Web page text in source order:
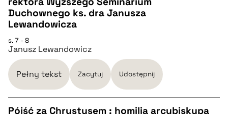
Duchownego ks. dra Janusza
Lewandowicza
s. 7 - 8
Janusz Lewandowicz
Pełny tekst Zacytuj Udostępnij
Pójść za Chrystusem : homilia arcybiskupa